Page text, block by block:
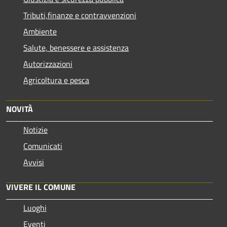
Tributi,finanze e contravvenzioni
Ambiente
Salute, benessere e assistenza
Autorizzazioni
Agricoltura e pesca
NOVITÀ
Notizie
Comunicati
Avvisi
VIVERE IL COMUNE
Luoghi
Eventi